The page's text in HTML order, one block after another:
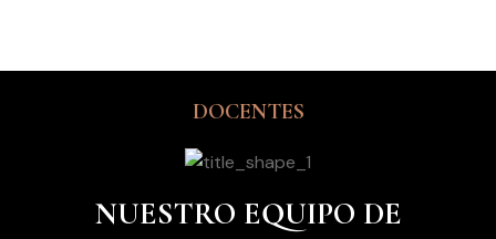
DOCENTES
NUESTRO EQUIPO DE